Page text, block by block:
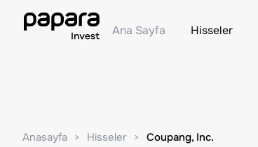
Ana Sayfa Hisseler
Anasayfa Hisseler Coupang, Inc.